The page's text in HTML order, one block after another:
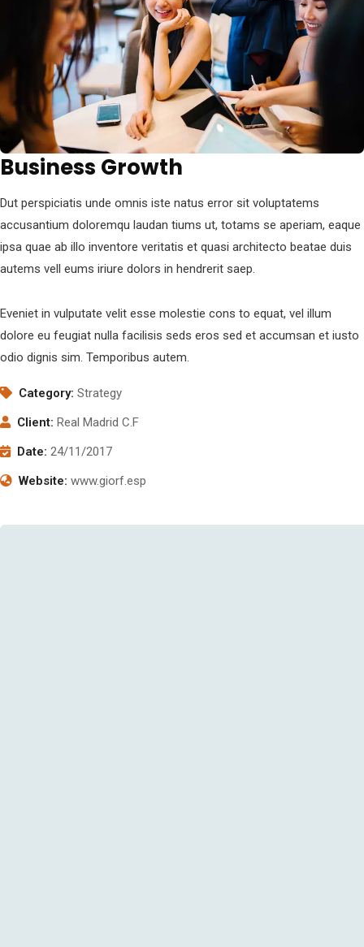
Business Growth
Dut perspiciatis unde omnis iste natus error sit voluptatems
accusantium doloremqu laudan tiums ut, totams se aperiam, eaque
ipsa quae ab illo inventore veritatis et quasi architecto beatae duis
autems vell eums iriure dolors in hendrerit saep.
Eveniet in vulputate velit esse molestie cons to equat, vel illum
dolore eu feugiat nulla facilisis seds eros sed et accumsan et iusto
odio dignis sim. Temporibus autem.
Category: Strategy
Client: Real Madrid C.F
Date: 24/11/2017
Website: www.giorf.esp